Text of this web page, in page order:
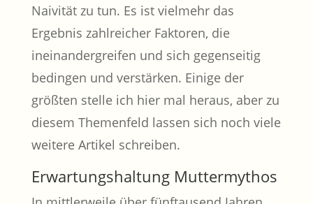
Naivität zu tun. Es ist vielmehr das
Ergebnis zahlreicher Faktoren, die
ineinandergreifen und sich gegenseitig
bedingen und verstärken. Einige der
größten stelle ich hier mal heraus, aber zu
diesem Themenfeld lassen sich noch viele
weitere Artikel schreiben.
Erwartungshaltung Muttermythos